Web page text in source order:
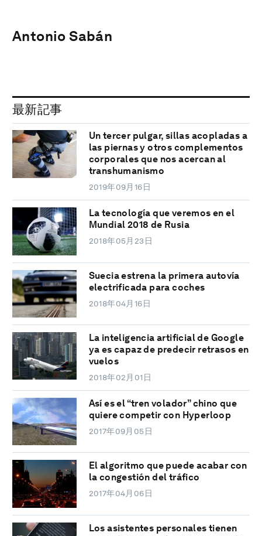
Antonio Sabán
最新記事
Un tercer pulgar, sillas acopladas a
las piernas y otros complementos
corporales que nos acercan al
transhumanismo
2019年09月16日
La tecnología que veremos en el
Mundial 2018 de Rusia
2018年05月23日
Suecia estrena la primera autovía
electrificada para coches
2018年04月16日
La inteligencia artificial de Google
ya es capaz de predecir retrasos en
vuelos
2018年02月01日
Así es el “tren volador” chino que
quiere competir con Hyperloop
2017年09月05日
El algoritmo que puede acabar con
la congestión del tráfico
2017年04月06日
Los asistentes personales tienen